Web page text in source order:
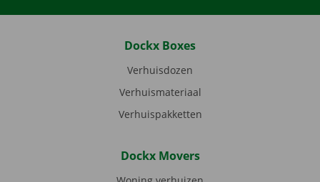
Dockx Boxes
Verhuisdozen
Verhuismateriaal
Verhuispakketten
Dockx Movers